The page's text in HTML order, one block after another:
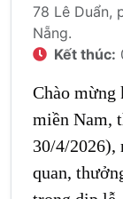
78 Lê Duẩn,
Nẵng.
Kết thúc:
Chào mừng
miền Nam,
30/4/2026),
quan,